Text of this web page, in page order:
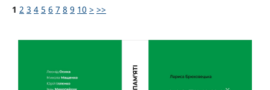
1 2 3 4 5 6 7 8 9 10 > >>